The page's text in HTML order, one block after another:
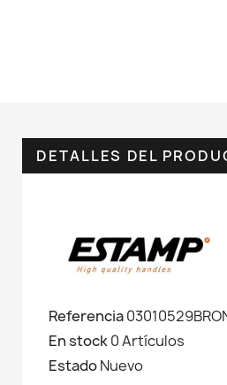
DETALLES DEL
Referencia
En stock0 Artículos
EstadoNuevo